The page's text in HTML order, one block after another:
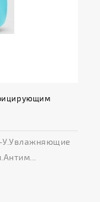
У.Увлажняющие